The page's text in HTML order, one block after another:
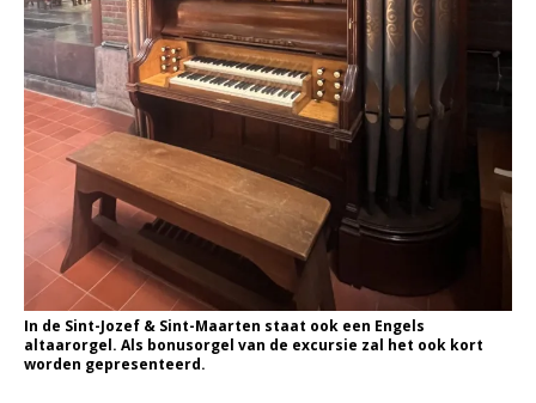
In de Sint-Jozef & Sint-Maarten staat ook een Engels
altaarorgel. Als bonusorgel van de excursie zal het ook kort
worden gepresenteerd.